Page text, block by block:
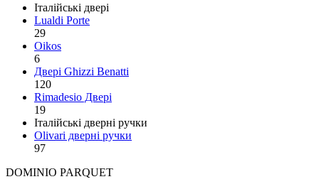
Італійські двері
Lualdi Porte
29
Oikos
6
Двері Ghizzi Benatti
120
Rimadesio Двері
19
Італійські дверні ручки
Olivari дверні ручки
97
DOMINIO PARQUET